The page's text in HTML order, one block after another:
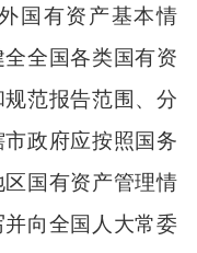
国有资产基本情
全国各类国有资
范报告范围、分
政府应按照国务
国有资产管理情
向全国人大常委